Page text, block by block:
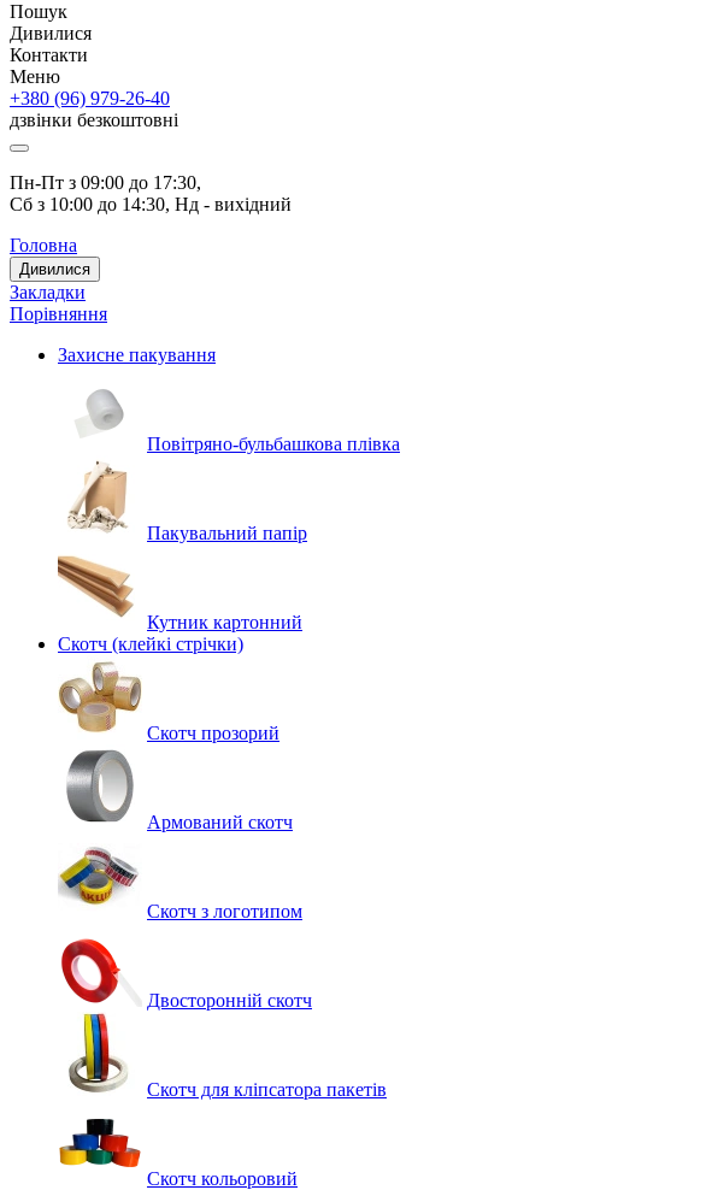
Пошук
Дивилися
Контакти
Меню
+380 (96) 979-26-40
дзвінки безкоштовні
Пн-Пт з 09:00 до 17:30,
Сб з 10:00 до 14:30, Нд - вихідний
Головна
Дивилися
Закладки
Порівняння
Захисне пакування
Повітряно-бульбашкова плівка
Пакувальний папір
Кутник картонний
Скотч (клейкі стрічки)
Скотч прозорий
Армований скотч
Скотч з логотипом
Двосторонній скотч
Скотч для кліпсатора пакетів
Скотч кольоровий